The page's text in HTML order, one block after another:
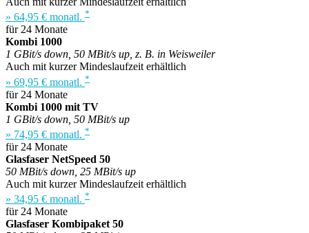
» 64,95 € monatl. *
für 24 Monate
Kombi 1000
1 GBit/s down, 50 MBit/s up, z. B. in Weisweiler
Auch mit kurzer Mindeslaufzeit erhältlich
» 69,95 € monatl. *
für 24 Monate
Kombi 1000 mit TV
1 GBit/s down, 50 MBit/s up
» 74,95 € monatl. *
für 24 Monate
Glasfaser NetSpeed 50
50 MBit/s down, 25 MBit/s up
Auch mit kurzer Mindeslaufzeit erhältlich
» 34,95 € monatl. *
für 24 Monate
Glasfaser Kombipaket 50